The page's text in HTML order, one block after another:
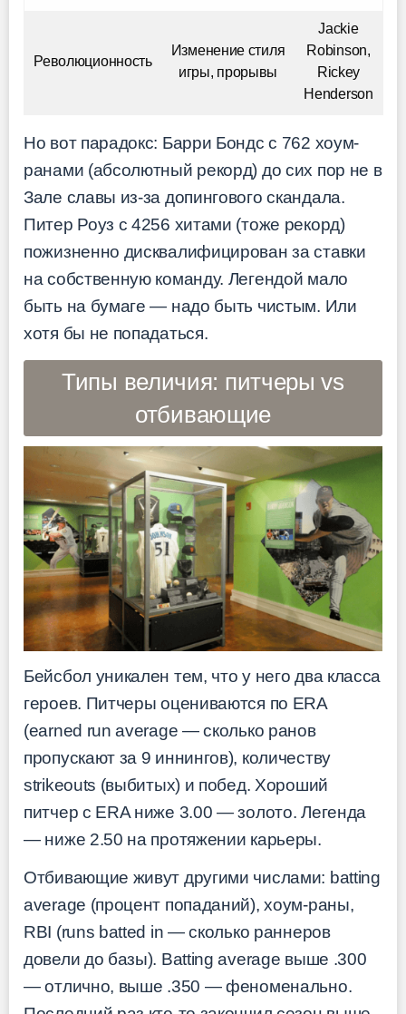
Революционность
Изменение стиля
игры, прорывы
Jackie
Robinson,
Rickey
Henderson
Но вот парадокс: Барри Бондс с 762 хоум-
ранами (абсолютный рекорд) до сих пор не в
Зале славы из-за допингового скандала.
Питер Роуз с 4256 хитами (тоже рекорд)
пожизненно дисквалифицирован за ставки
на собственную команду. Легендой мало
быть на бумаге — надо быть чистым. Или
хотя бы не попадаться.
Типы величия: питчеры vs
отбивающие
Бейсбол уникален тем, что у него два класса
героев. Питчеры оцениваются по ERA
(earned run average — сколько ранов
пропускают за 9 иннингов), количеству
strikeouts (выбитых) и побед. Хороший
питчер с ERA ниже 3.00 — золото. Легенда
— ниже 2.50 на протяжении карьеры.
Отбивающие живут другими числами: batting
average (процент попаданий), хоум-раны,
RBI (runs batted in — сколько раннеров
довели до базы). Batting average выше .300
— отлично, выше .350 — феноменально.